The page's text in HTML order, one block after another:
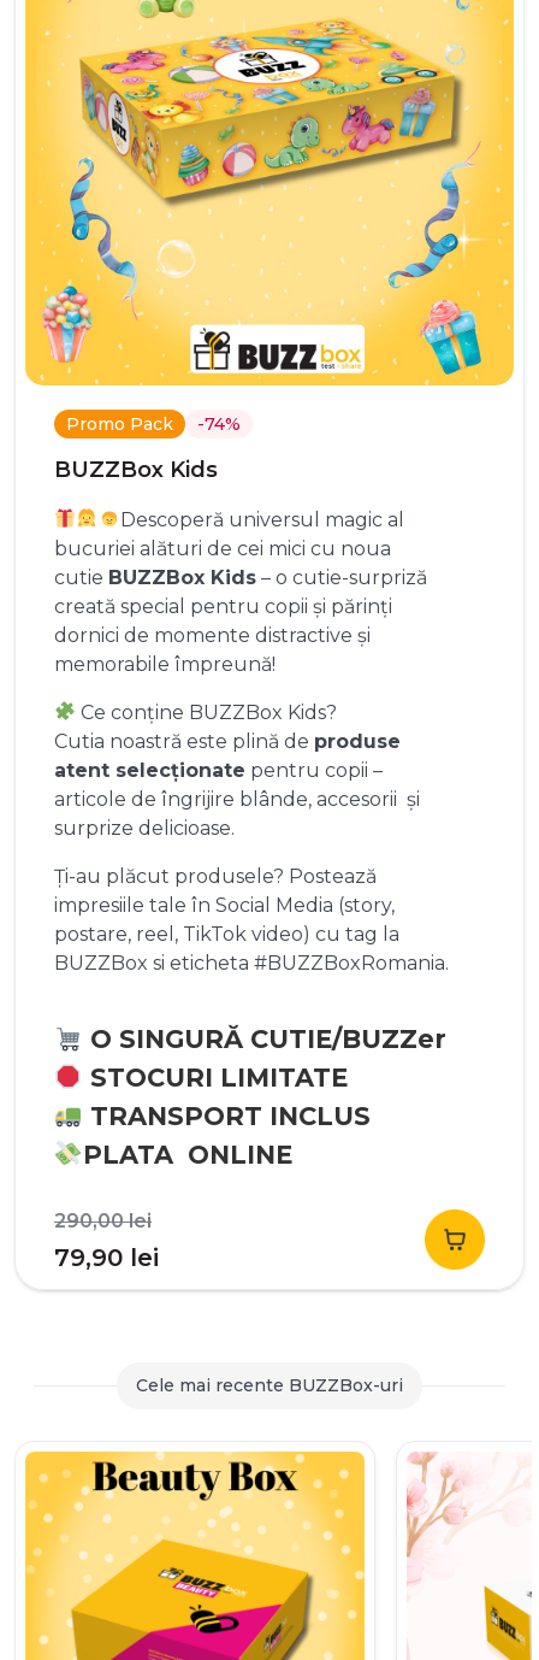
Promo Pack -74%
BUZZBox Kids
Descoperă universul magic al
bucuriei alături de cei mici cu noua
cutie BUZZBox Kids – o cutie-surpriză
creată special pentru copii și părinți
dornici de momente distractive și
memorabile împreună!
Ce conține BUZZBox Kids?
Cutia noastră este plină de produse
atent selecționate pentru copii –
articole de îngrijire blânde, accesorii și
surprize delicioase.
Ți-au plăcut produsele? Postează
impresiile tale în Social Media (story,
postare, reel, TikTok video) cu tag la
BUZZBox si eticheta #BUZZBoxRomania.
O SINGURĂ CUTIE/BUZZer
STOCURI LIMITATE
TRANSPORT INCLUS
PLATA ONLINE
290,00leiPrețul
inițial
a
290,00 lei.
79,90 lei
curent
79,90 lei.
Cele mai recente BUZZBox-uri